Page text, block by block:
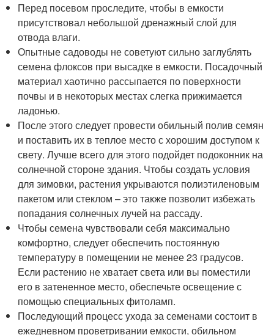
Перед посевом проследите, чтобы в емкости
присутствовал небольшой дренажный слой для
отвода влаги.
Опытные садоводы не советуют сильно заглублять
семена флоксов при высадке в емкости. Посадочный
материал хаотично рассыпается по поверхности
почвы и в некоторых местах слегка прижимается
ладонью.
После этого следует провести обильный полив семян
и поставить их в теплое место с хорошим доступом к
свету. Лучше всего для этого подойдет подоконник на
солнечной стороне здания. Чтобы создать условия
для зимовки, растения укрываются полиэтиленовым
пакетом или стеклом – это также позволит избежать
попадания солнечных лучей на рассаду.
Чтобы семена чувствовали себя максимально
комфортно, следует обеспечить постоянную
температуру в помещении не менее 23 градусов.
Если растению не хватает света или вы поместили
его в затененное место, обеспечьте освещение с
помощью специальных фитоламп.
Последующий процесс ухода за семенами состоит в
ежедневном проветривании емкости, обильном